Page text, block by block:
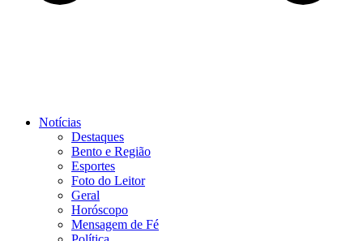
Notícias
Destaques
Bento e Região
Esportes
Foto do Leitor
Geral
Horóscopo
Mensagem de Fé